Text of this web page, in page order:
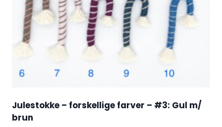
Julestokke – forskellige farver – #3: Gul m/
brun